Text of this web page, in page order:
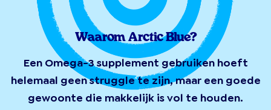
Waarom Arctic Blue?
Een Omega-3 supplement gebruiken hoeft
helemaal geen struggle te zijn, maar een goede
gewoonte die makkelijk is vol te houden.